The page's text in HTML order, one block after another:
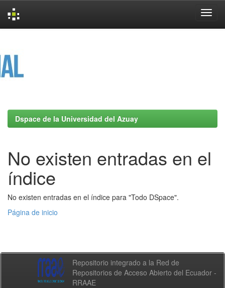
Dspace de la Universidad del Azuay
No existen entradas en el
índice
No existen entradas en el índice para "Todo DSpace".
Página de inicio
Repositorio integrado a la Red de
Repositorios de Acceso Abierto del Ecuador -
RRAAE